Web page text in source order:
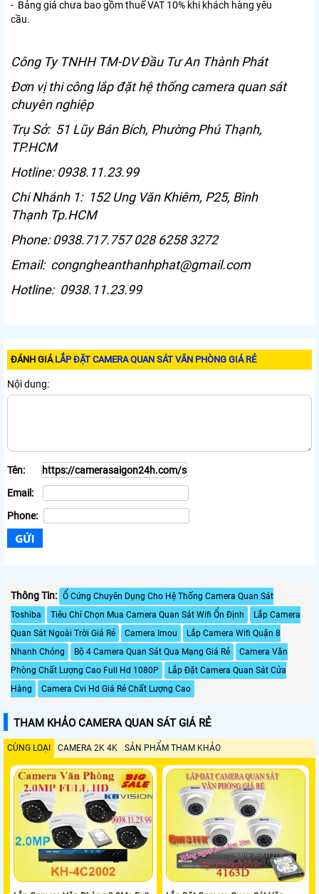
- Bảng giá chưa bao gồm thuế VAT 10% khi khách hàng yêu
cầu.
Công Ty TNHH TM-DV Đầu Tư An Thành Phát
Đơn vị thi công lắp đặt hệ thống camera quan sát
chuyên nghiệp
Trụ Sở: 51 Lũy Bán Bích, Phường Phú Thạnh,
TP.HCM
Hotline: 0938.11.23.99
Chi Nhánh 1: 152 Ung Văn Khiêm, P25, Bình
Thạnh Tp.HCM
Phone: 0938.717.757 028 6258 3272
Email: congngheanthanhphat@gmail.com
Hotline: 0938.11.23.99
ĐÁNH GIÁ LẮP ĐẶT CAMERA QUAN SÁT VĂN PHÒNG GIÁ RẺ
Nội dung:
Tên:
Email:
Phone:
Thông Tin: Ổ Cứng Chuyên Dụng Cho Hệ Thống Camera Quan Sát
Toshiba
Tiêu Chí Chọn Mua Camera Quan Sát Wifi Ổn Định
Lắp Camera
Quan Sát Ngoài Trời Giá Rẻ
Camera Imou
Lắp Camera Wifi Quận 8
Nhanh Chóng
Bộ 4 Camera Quan Sát Qua Mạng Giá Rẻ
Camera Văn
Phòng Chất Lượng Cao Full Hd 1080P
Lắp Đặt Camera Quan Sát Cửa
Hàng
Camera Cvi Hd Giá Rẻ Chất Lượng Cao
THAM KHẢO CAMERA QUAN SÁT GIÁ RẺ
CÙNG LOẠI CAMERA 2K 4K SẢN PHẨM THAM KHẢO